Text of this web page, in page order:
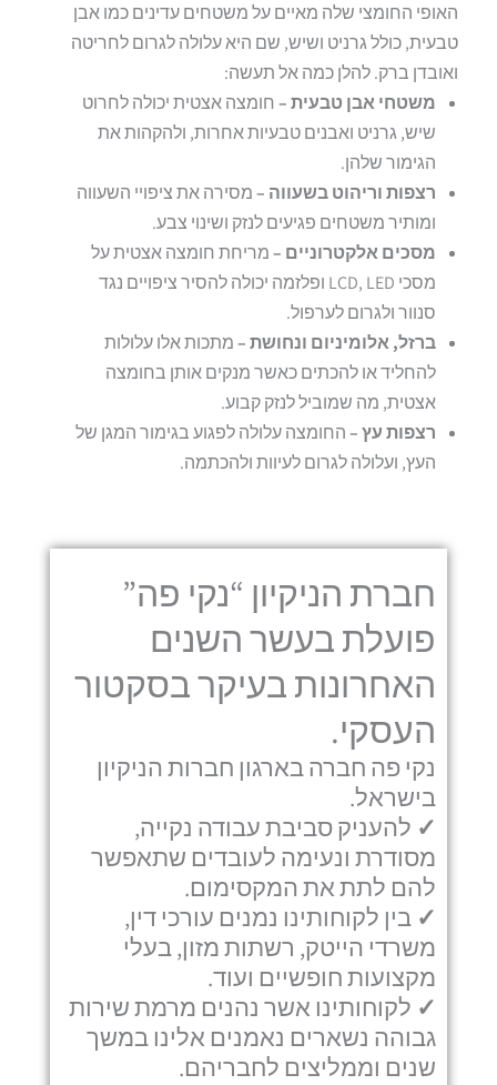
האופי החומצי שלה מאיים על משטחים עדינים כמו אבן
טבעית, כולל גרניט ושיש, שם היא עלולה לגרום לחריטה
ואובדן ברק. להלן כמה אל תעשה:
משטחי אבן טבעית –חומצה אצטית יכולה לחרוט
שיש, גרניט ואבנים טבעיות אחרות, ולהקהות את
הגימור שלהן.
רצפות וריהוט בשעווה –מסירה את ציפויי השעווה
ומותיר משטחים פגיעים לנזק ושינוי צבע.
מסכים אלקטרוניים –מריחת חומצה אצטית על
מסכי LCD, LED ופלזמה יכולה להסיר ציפויים נגד
סנוור ולגרום לערפול.
ברזל, אלומיניום ונחושת –מתכות אלו עלולות
להחליד או להכתים כאשר מנקים אותן בחומצה
אצטית, מה שמוביל לנזק קבוע.
רצפות עץ –החומצה עלולה לפגוע בגימור המגן של
העץ, ועלולה לגרום לעיוות ולהכתמה.
חברת הניקיון “נקי פה”
פועלת בעשר השנים
האחרונות בעיקר בסקטור
העסקי.
נקי פה חברה בארגון חברות הניקיון
בישראל.
✓ להעניק סביבת עבודה נקייה,
מסודרת ונעימה לעובדים שתאפשר
להם לתת את המקסימום.
✓ בין לקוחותינו נמנים עורכי דין,
משרדי הייטק, רשתות מזון, בעלי
מקצועות חופשיים ועוד.
✓ לקוחותינו אשר נהנים מרמת שירות
גבוהה נשארים נאמנים אלינו במשך
שנים וממליצים לחבריהם.